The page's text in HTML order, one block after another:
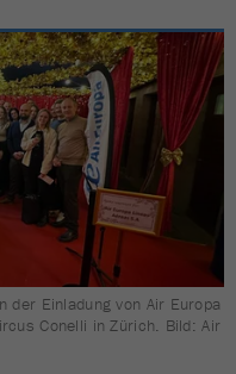
der Einladung von Air Europa
Conelli in Zürich. Bild: Air